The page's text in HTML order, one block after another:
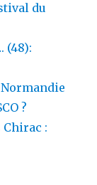
du
(48):
?
Chirac :